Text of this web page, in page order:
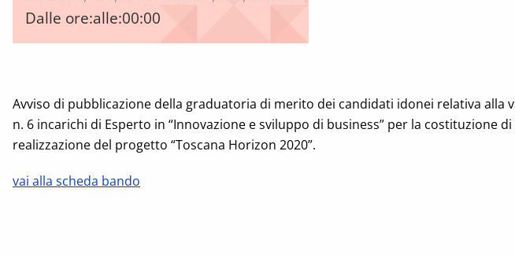
Dalle ore:alle:00:00
Avviso di pubblicazione della graduatoria di merito dei candidati idonei relativa
n. 6 incarichi di Esperto in “Innovazione e sviluppo di business” per la costituzione
realizzazione del progetto “Toscana Horizon 2020”.
vai alla scheda bando